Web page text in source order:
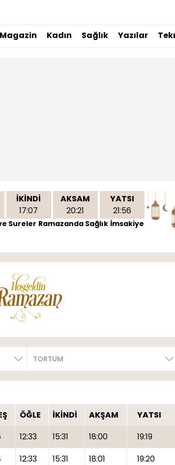
Magazin Kadın Sağlık Yazılar
İKİNDİ
17:07
AKSAM
20:21
YATSI
21:56
Sureler Ramazanda Sağlık İmsakiye
ÖĞLE İKİNDİ AKŞAM
YATSI
12:33 15:31 18:00
19:19
12:33 15:31 18:01
19:20